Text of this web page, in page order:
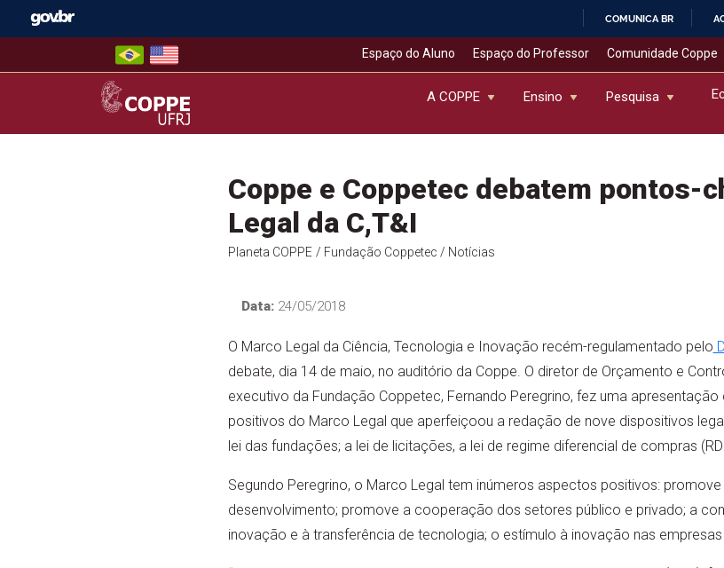
COMUNICA BR
Espaço do Aluno Espaço do Professor Comunidade Coppe
COPPE – UFRJ
A COPPE Ensino Pesquisa
Coppe e Coppetec debatem pontos-
Legal da C,T&I
Planeta COPPE / Fundação Coppetec / Notícias
Data:24/05/2018
O Marco Legal da Ciência, Tecnologia e Inovação recém-regulamentado pelo
debate, dia 14 de maio, no auditório da Coppe. O diretor de Orçamento e
executivo da Fundação Coppetec, Fernando Peregrino, fez uma
positivos do Marco Legal que aperfeiçoou a redação de nove dispositivos
lei das fundações; a lei de licitações, a lei de regime diferencial de compras
Segundo Peregrino, o Marco Legal tem inúmeros aspectos positivos:
desenvolvimento; promove a cooperação dos setores público e privado; a
inovação e à transferência de tecnologia; o estímulo à inovação nas